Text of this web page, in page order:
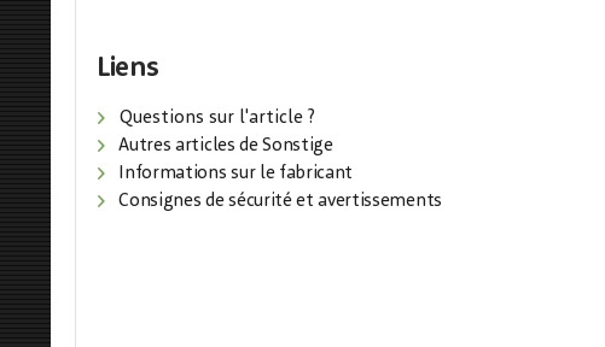
Liens
Questions sur l'article ?
Autres articles de Sonstige
Informations sur le fabricant
Consignes de sécurité et avertissements